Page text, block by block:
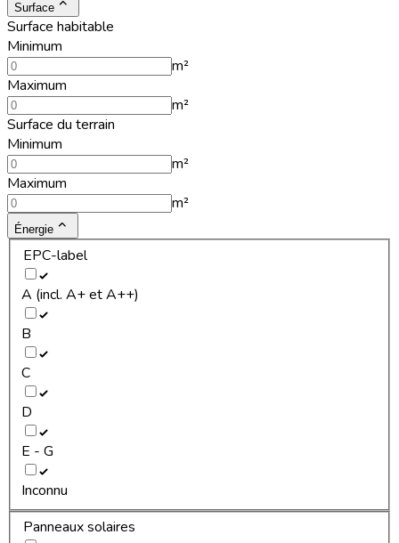
Surface
Surface habitable
Minimum
m²
Maximum
m²
Surface du terrain
Minimum
m²
Maximum
m²
Énergie
EPC-label
A (incl. A+ et A++)
B
C
D
E - G
Inconnu
Panneaux solaires